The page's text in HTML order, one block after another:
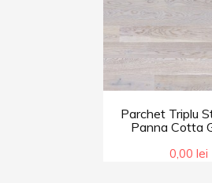
Parchet Triplu
Panna Cotta
0,00 lei